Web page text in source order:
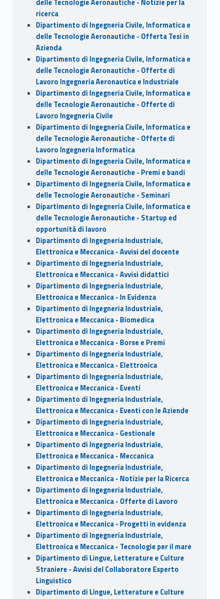
delle Tecnologie Aeronautiche - Notizie per la
ricerca
Dipartimento di Ingegneria Civile, Informatica e
delle Tecnologie Aeronautiche - Offerta Tesi in
Azienda
Dipartimento di Ingegneria Civile, Informatica e
delle Tecnologie Aeronautiche - Offerte di
Lavoro Ingegneria Aeronautica e Industriale
Dipartimento di Ingegneria Civile, Informatica e
delle Tecnologie Aeronautiche - Offerte di
Lavoro Ingegneria Civile
Dipartimento di Ingegneria Civile, Informatica e
delle Tecnologie Aeronautiche - Offerte di
Lavoro Ingegneria Informatica
Dipartimento di Ingegneria Civile, Informatica e
delle Tecnologie Aeronautiche - Premi e bandi
Dipartimento di Ingegneria Civile, Informatica e
delle Tecnologie Aeronautiche - Seminari
Dipartimento di Ingegneria Civile, Informatica e
delle Tecnologie Aeronautiche - Startup ed
opportunità di lavoro
Dipartimento di Ingegneria Industriale,
Elettronica e Meccanica - Avvisi del docente
Dipartimento di Ingegneria Industriale,
Elettronica e Meccanica - Avvisi didattici
Dipartimento di Ingegneria Industriale,
Elettronica e Meccanica - In Evidenza
Dipartimento di Ingegneria Industriale,
Elettronica e Meccanica - Biomedica
Dipartimento di Ingegneria Industriale,
Elettronica e Meccanica - Borse e Premi
Dipartimento di Ingegneria Industriale,
Elettronica e Meccanica - Elettronica
Dipartimento di Ingegneria Industriale,
Elettronica e Meccanica - Eventi
Dipartimento di Ingegneria Industriale,
Elettronica e Meccanica - Eventi con le Aziende
Dipartimento di Ingegneria Industriale,
Elettronica e Meccanica - Gestionale
Dipartimento di Ingegneria Industriale,
Elettronica e Meccanica - Meccanica
Dipartimento di Ingegneria Industriale,
Elettronica e Meccanica - Notizie per la Ricerca
Dipartimento di Ingegneria Industriale,
Elettronica e Meccanica - Offerte di Lavoro
Dipartimento di Ingegneria Industriale,
Elettronica e Meccanica - Progetti in evidenza
Dipartimento di Ingegneria Industriale,
Elettronica e Meccanica - Tecnologie per il mare
Dipartimento di Lingue, Letterature e Culture
Straniere - Avvisi del Collaboratore Esperto
Linguistico
Dipartimento di Lingue, Letterature e Culture